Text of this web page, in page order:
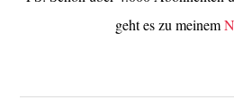
geht es zu meinem